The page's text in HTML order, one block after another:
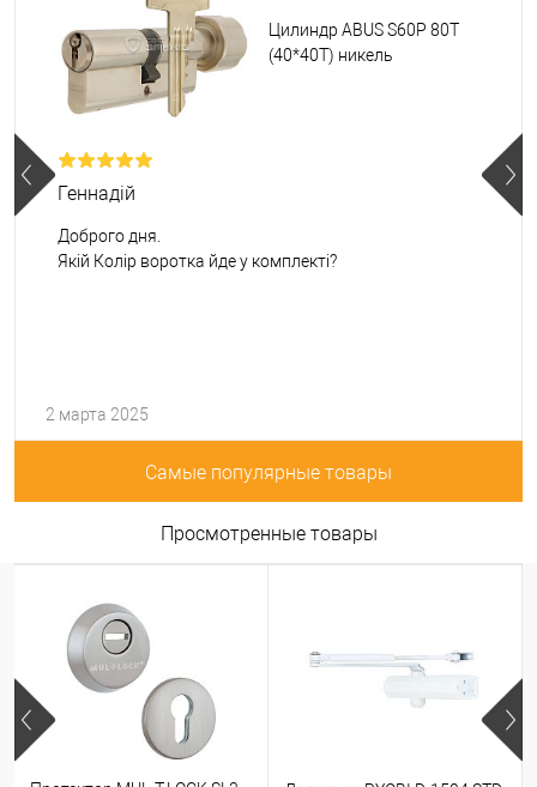
Цилиндр ABUS S60P 80T
(40*40T) никель
Геннадій
Доброго дня.
Якій Колір воротка йде у комплекті?
2 марта 2025
Самые популярные товары
Просмотренные товары